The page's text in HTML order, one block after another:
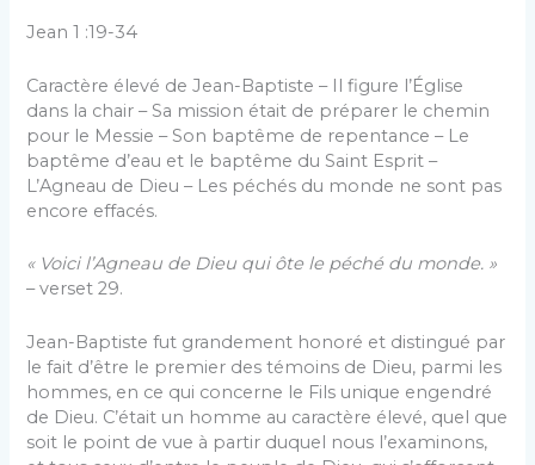
Jean 1 :19-34
Caractère élevé de Jean-Baptiste – Il figure l’Église
dans la chair – Sa mission était de préparer le chemin
pour le Messie – Son baptême de repentance – Le
baptême d’eau et le baptême du Saint Esprit –
L’Agneau de Dieu – Les péchés du monde ne sont pas
encore effacés.
« Voici l’Agneau de Dieu qui ôte le péché du monde. »
– verset 29.
Jean-Baptiste fut grandement honoré et distingué par
le fait d’être le premier des témoins de Dieu, parmi les
hommes, en ce qui concerne le Fils unique engendré
de Dieu. C’était un homme au caractère élevé, quel que
soit le point de vue à partir duquel nous l’examinons,